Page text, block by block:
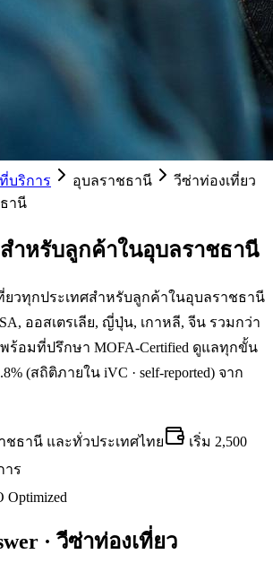
บริการ อุบลราชธานี
วีซ่าท่องเที่ยว
านี
ำหรับลูกค้าในอุบลราชธานี
ยวทุกประเทศสำหรับลูกค้าในอุบลราชธานี
ออสเตรเลีย, ญี่ปุ่น, เกาหลี, จีน รวมกว่า
ร้อมที่ปรึกษา MOFA-Certified ดูแลทุกขั้น
(สถิติภายใน iVC · self-reported) จาก
ชธานี และทั่วประเทศไทย เริ่ม 2,500
าร
Optimized
· วีซ่าท่องเที่ยว